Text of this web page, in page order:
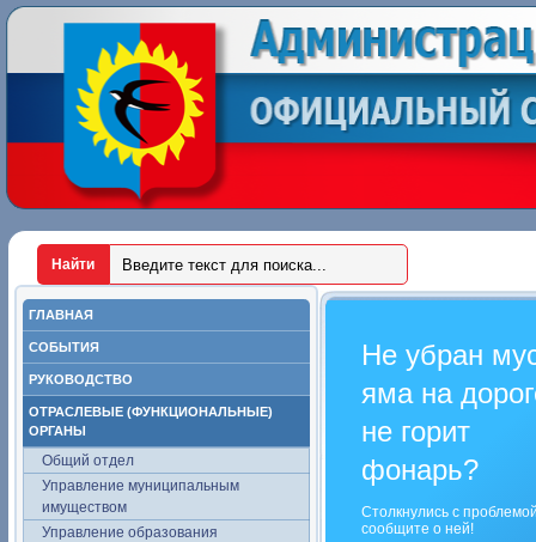
ГЛАВНАЯ
СОБЫТИЯ
РУКОВОДСТВО
ОТРАСЛЕВЫЕ (ФУНКЦИОНАЛЬНЫЕ)
ОРГАНЫ
Общий отдел
Управление муниципальным
имуществом
Управление образования
Не убран
яма на
не горит
фонарь?
Столкнулись с
сообщите о ней!